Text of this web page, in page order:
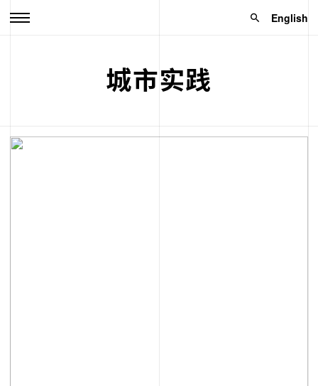
English
城市实践